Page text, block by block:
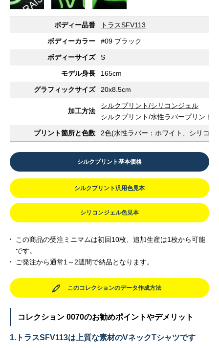
ボディー品番 トラスSFV113
ボディーカラー #09 ブラック
ボディーサイズ S
モデル身長 165cm
グラフィックサイズ 20x8.5cm
加工方法
シルクプリント/シリコンジェル
シルクプリント/水性ラバープリント
プリント箇所と色数 2色(水性ラバー：ホワイト、シリコ
シルクプリント基本価格
シルクプリント汎用色見本
シリコンジェル色見本
この商品の受注ミニマムは初回10枚、追加生産は1枚から可能
です。
ご発注から通常1～2週間で納品となります。
このコレクションのデータ作成方法
コレクション 0070のお勧めポイントやデメリット
1.トラスSFV113は上質な素材のVネックTシャツです